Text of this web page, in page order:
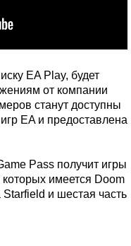
EA Play, будет
от компании
станут доступны
EA и предоставлена
Pass получит игры
имеется Doom
и шестая часть